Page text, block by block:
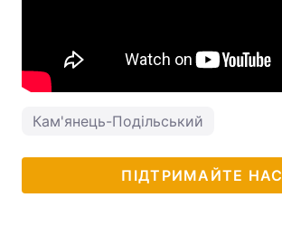
Кам'янець-Подільський
ПІДТРИМАЙТЕ НАС